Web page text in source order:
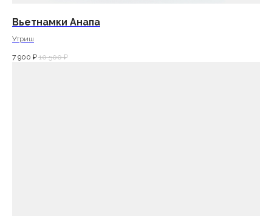
Вьетнамки Анапа
Утриш
7 900 ₽ 10 500 ₽